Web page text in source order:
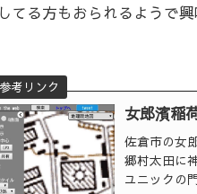
てる方もおられるようで
女郎濱稲
佐倉市の女
郷村太田に
ユニックの